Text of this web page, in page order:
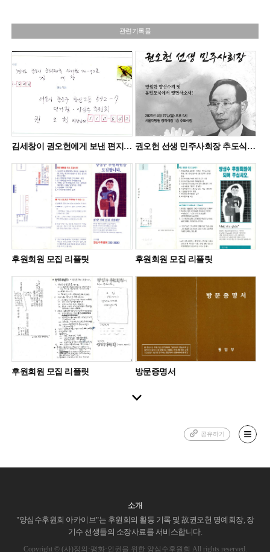
관련기록물
김세창이 권오헌에게 보낸 편지(詩) 권오헌 선생 민주사회장 추도식 자료집
후원회원 모집 리플릿 후원회원 모집 리플릿
후원회원 모집 리플릿 방문증명서
공유하기
소개
"양심수후원회 아카이브"는 후원회의 활동 기록 및 故권오헌 명예회장, 장
기수 선생들의 소장사료를 서비스합니다.
Copyright © (사)정의·평화·인권을 위한 양심수후원회 All rights reserved.